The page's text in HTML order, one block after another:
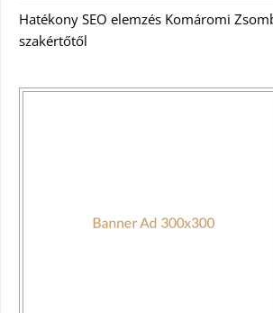
Hatékony SEO elemzés Komáromi
szakértőtől